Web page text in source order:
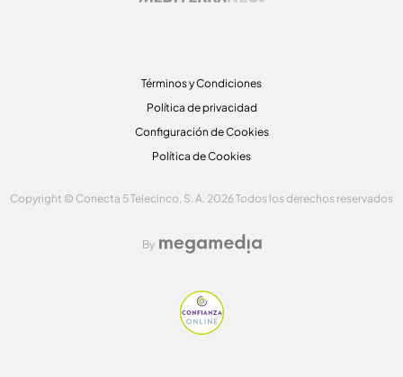
Términos y Condiciones
Política de privacidad
Configuración de Cookies
Política de Cookies
Copyright © Conecta 5 Telecinco, S. A. 2026 Todos los derechos reservados
By